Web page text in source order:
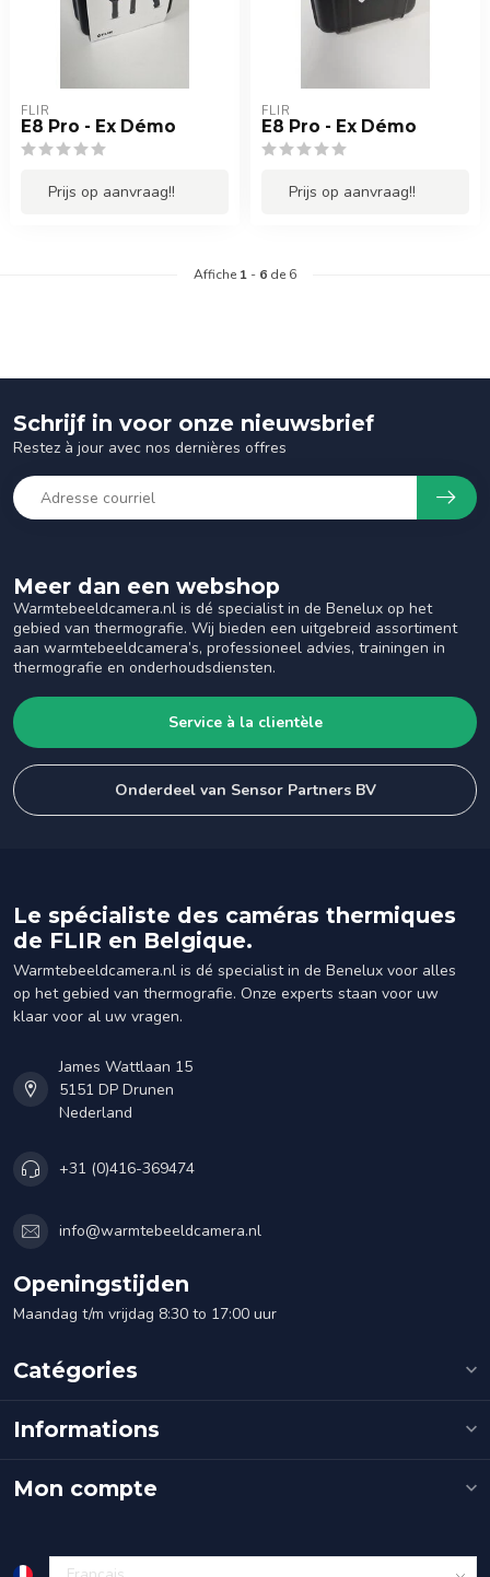
FLIR
E8 Pro - Ex Démo
Prijs op aanvraag!!
FLIR
E8 Pro - Ex Démo
Prijs op aanvraag!!
Affiche 1 - 6 de 6
Meer dan een webshop
Warmtebeeldcamera.nl is dé specialist in de Benelux op het
gebied van thermografie. Wij bieden een uitgebreid assortiment
aan warmtebeeldcamera’s, professioneel advies, trainingen in
thermografie en onderhoudsdiensten.
Service à la clientèle
Onderdeel van Sensor Partners BV
Schrijf in voor onze nieuwsbrief
Restez à jour avec nos dernières offres
Le spécialiste des caméras thermiques
de FLIR en Belgique.
Warmtebeeldcamera.nl is dé specialist in de Benelux voor alles
op het gebied van thermografie. Onze experts staan voor uw
klaar voor al uw vragen.
James Wattlaan 15
5151 DP Drunen
Nederland
+31 (0)416-369474
info@warmtebeeldcamera.nl
Openingstijden
Maandag t/m vrijdag 8:30 to 17:00 uur
Catégories
Informations
Mon compte